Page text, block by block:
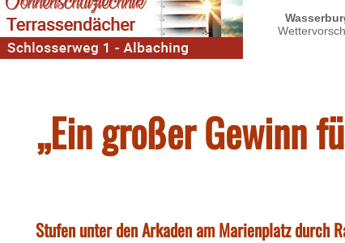
„Ein großer Gewinn
Stufen unter den Arkaden am Marienplatz durch